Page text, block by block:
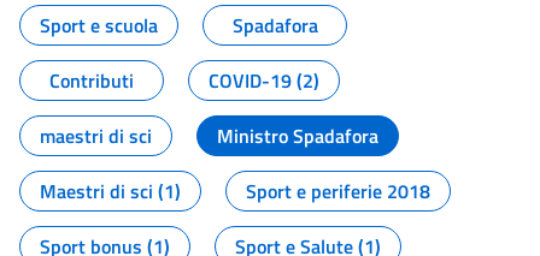
Sport e scuola
Spadafora
Contributi
COVID-19 (2)
maestri di sci
Ministro Spadafora
Maestri di sci (1)
Sport e periferie 2018
Sport bonus (1)
Sport e Salute (1)